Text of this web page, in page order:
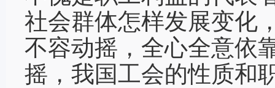
社会群体怎样发展变化
不容动摇，全心全意依
摇，我国工会的性质和